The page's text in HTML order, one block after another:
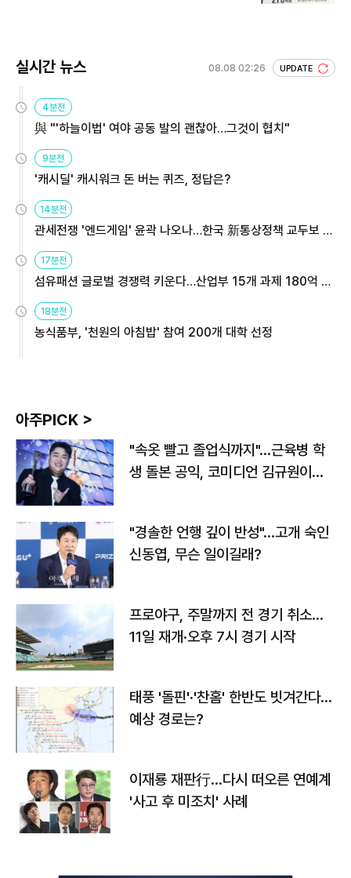
실시간 뉴스 08.08 02:26 UPDATE
4분전
與 "'하늘이법' 여야 공동 발의 괜찮아…그것이 협치"
9분전
'캐시딜' 캐시워크 돈 버는 퀴즈, 정답은?
14분전
관세전쟁 '엔드게임' 윤곽 나오나…한국 新통상정책 교두보 활
용해야
17분전
섬유패션 글로벌 경쟁력 키운다…산업부 15개 과제 180억 지
원
18분전
농식품부, '천원의 아침밥' 참여 200개 대학 선정
아주PICK >
"속옷 빨고 졸업식까지"…근육병 학
생 돌본 공익, 코미디언 김규원이었
"경솔한 언행 깊이 반성"…고개 숙인
신동엽, 무슨 일이길래?
프로야구, 주말까지 전 경기 취소…
11일 재개·오후 7시 경기 시작
태풍 '돌핀'·'찬홈' 한반도 빗겨간다…
예상 경로는?
이재룡 재판行…다시 떠오른 연예계
'사고 후 미조치' 사례